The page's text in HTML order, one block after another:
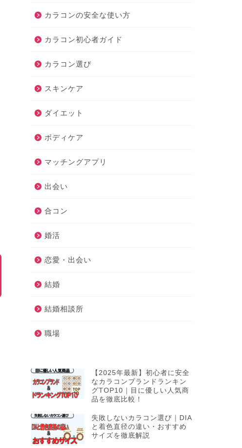
カラコンの安全な使い方
カラコン初心者ガイド
カラコン選び
スキンケア
ダイエット
ボディケア
マッチングアプリ
出会い
合コン
婚活
恋愛・出会い
結婚
結婚相談所
職場
【2025年最新】初心者に安全
なカラコンブランドランキン
グTOP10｜目に優しい人気商
品を徹底比較！
失敗しないカラコン選び｜DIA
と着色直径の違い・おすすめ
サイズを徹底解説